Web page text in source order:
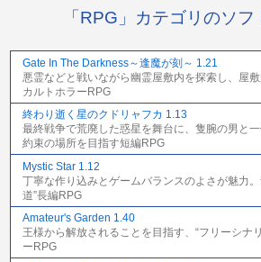
「RPG」カテゴリのソ
Gate In The Darkness～逢魔が刻～ 1.21
悪霊などと戦いながら幽霊屋敷内を探索し、屋
カルトホラーRPG
終わり逝く星のクドリャフカ 1.13
最終戦争で荒廃した惑星を舞台に、隻腕の男と
約束の場所を目指す短編RPG
Mystic Star 1.12
丁寧な作り込みとゲームバランスのよさが魅力
道”長編RPG
Amateur's Garden 1.40
王様から解放されることを目指す、“フリーシナ
ーRPG